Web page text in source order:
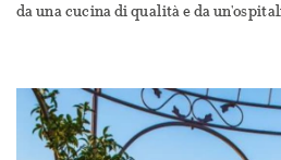
da una cucina di qualità e da